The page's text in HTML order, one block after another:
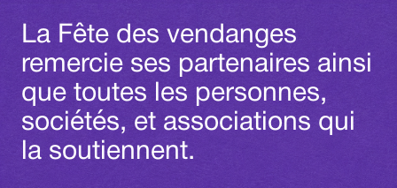
La Fête des vendanges
remercie ses partenaires ainsi
que toutes les personnes,
sociétés, et associations qui
la soutiennent.